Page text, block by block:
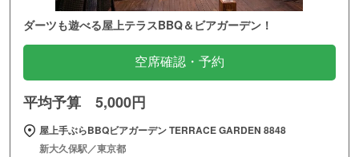
ダーツも遊べる屋上テラスBBQ＆ビアガーデン！
空席確認・予約
平均予算 5,000円
屋上手ぶらBBQビアガーデン TERRACE GARDEN 8848
新大久保駅／東京都